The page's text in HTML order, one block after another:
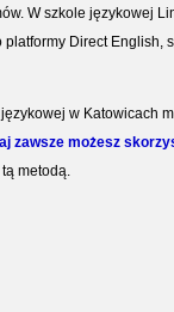
W szkole językowej
Direct
w Katowicach
zawsze możesz
metodą.